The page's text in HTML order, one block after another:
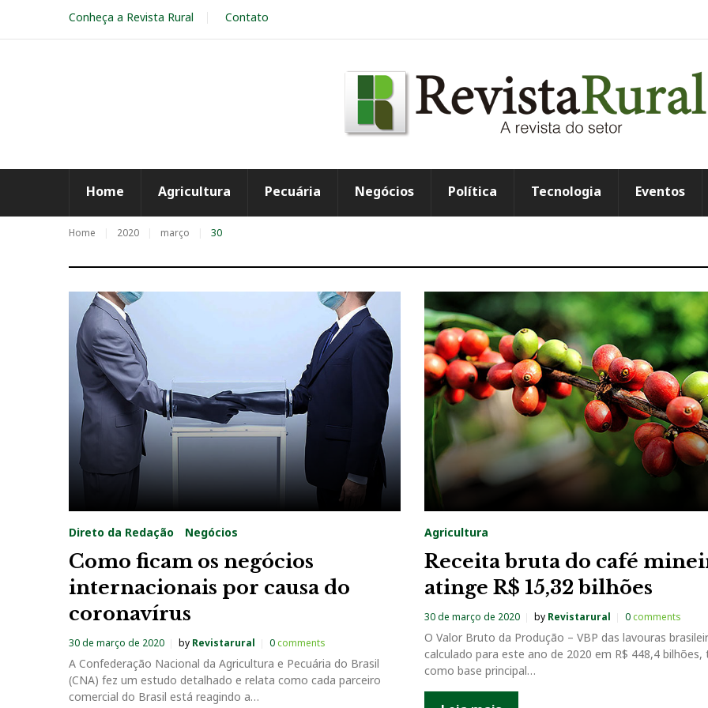
i
e
Conheça a Revista Rural Contato
Home Agricultura Pecuária Negócios Política Tecnologia Eventos
Home 2020 março 30
D
i
a
:
3
0
d
e
m
a
Direto da Redação Negócios
Como ficam os negócios
internacionais por causa do
coronavírus
30 de março de 2020 by Revistarural 0comments
A Confederação Nacional da Agricultura e Pecuária do Brasil
(CNA) fez um estudo detalhado e relata como cada parceiro
comercial do Brasil está reagindo a…
Agricultura
Receita bruta do café
atinge R$ 15,32 bilhões
30 de março de 2020 by Revistarural 0comments
O Valor Bruto da Produção – VBP das lavouras
calculado para este ano de 2020 em R$ 448,4 bilhões,
como base principal…